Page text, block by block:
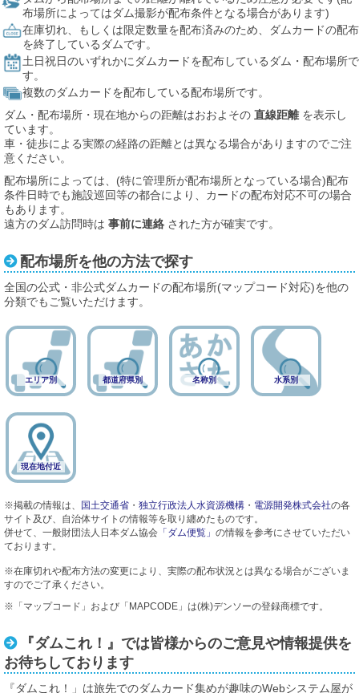
布場所によってはダム撮影が配布条件となる場合があります)
在庫切れ、もしくは限定数量を配布済みのため、ダムカードの配布
を終了しているダムです。
土日祝日のいずれかにダムカードを配布しているダム・配布場所で
す。
複数のダムカードを配布している配布場所です。
ダム・配布場所・現在地からの距離はおおよその 直線距離を表示し
ています。
車・徒歩による実際の経路の距離とは異なる場合がありますのでご注
意ください。
配布場所によっては、(特に管理所が配布場所となっている場合)配布
条件日時でも施設巡回等の都合により、カードの配布対応不可の場合
もあります。
遠方のダム訪問時は 事前に連絡 された方が確実です。
配布場所を他の方法で探す
全国の公式・非公式ダムカードの配布場所(マップコード対応)を他の
分類でもご覧いただけます。
エリア別 都道府県別 名称別 水系別
現在地付近
※掲載の情報は、 国土交通省 ・ 独立行政法人水資源機構 ・ 電源開発株式会社の各
サイト及び、自治体サイトの情報等を取り纏めたものです。
併せて、一般財団法人日本ダム協会 「ダム便覧」 の情報を参考にさせていただい
ております。
※在庫切れや配布方法の変更により、実際の配布状況とは異なる場合がございま
すのでご了承ください。
※「マップコード」および「MAPCODE」は(株)デンソーの登録商標です。
『ダムこれ！』では皆様からのご意見や情報提供を
お待ちしております
『ダムこれ！」は旅先でのダムカード集めが趣味のWebシステム屋が